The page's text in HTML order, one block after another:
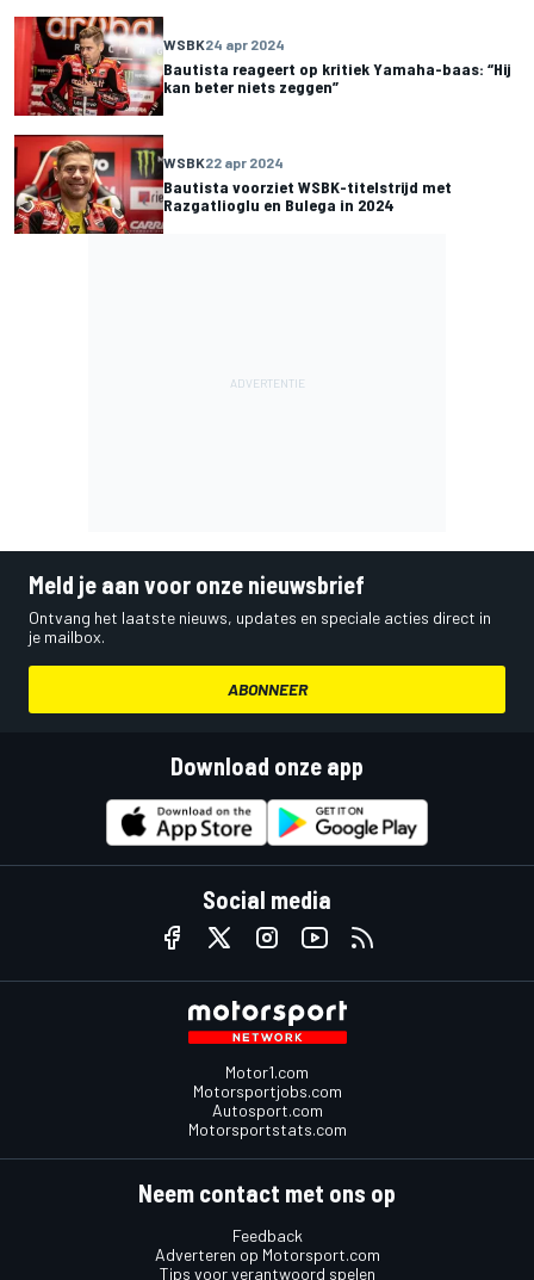
WSBK24 apr 2024
Bautista reageert op kritiek Yamaha-baas: “Hij
kan beter niets zeggen”
WSBK22 apr 2024
Bautista voorziet WSBK-titelstrijd met
Razgatlioglu en Bulega in 2024
Meld je aan voor onze nieuwsbrief
Ontvang het laatste nieuws, updates en speciale acties direct in
je mailbox.
ABONNEER
Download onze app
Social media
Motor1.com
Motorsportjobs.com
Autosport.com
Motorsportstats.com
Neem contact met ons op
Feedback
Adverteren op Motorsport.com
Tips voor verantwoord spelen